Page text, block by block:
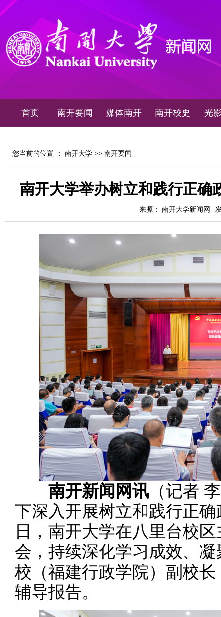
首页 南开要闻 媒体南开 南开校史 光
您当前的位置 ： 南开大学 >> 南开要闻
南开大学举办树立和践行正确
来源： 南开大学新闻网
南开新闻网讯 （记者
下深入开展树立和践行正
日，南开大学在八里台校
会，持续深化学习成效、
校（福建行政学院）副校
辅导报告。